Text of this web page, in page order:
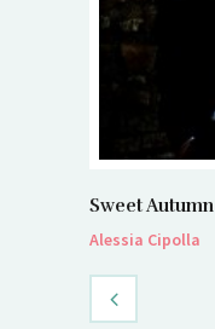
Sweet Autumn
Alessia Cipolla